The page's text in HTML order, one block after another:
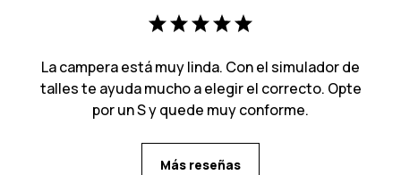
La campera está muy linda. Con el simulador de
talles te ayuda mucho a elegir el correcto. Opte
por un S y quede muy conforme.
Más reseñas